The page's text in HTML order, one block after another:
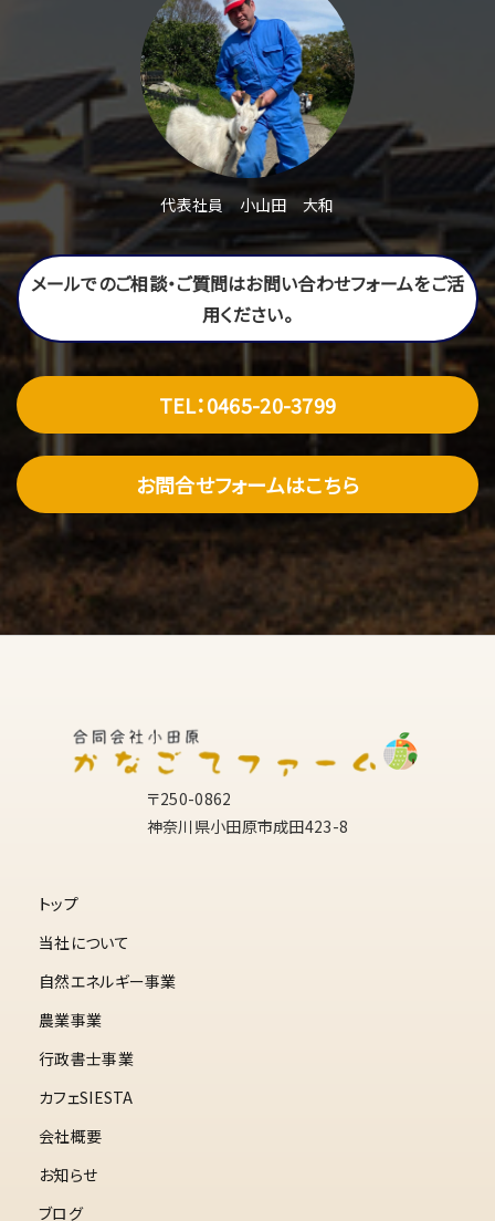
代表社員 小山田 大和
メールでのご相談・ご質問はお問い合わせフォームをご活
用ください。
TEL：0465-20-3799
お問合せフォームはこちら
〒250-0862
神奈川県小田原市成田423-8
トップ
当社について
自然エネルギー事業
農業事業
行政書士事業
カフェSIESTA
会社概要
お知らせ
ブログ